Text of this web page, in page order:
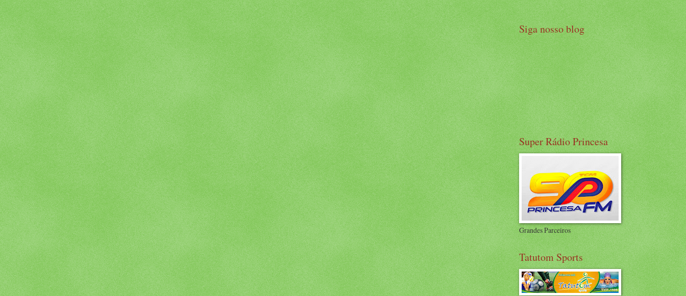
Siga nosso blog
Super Rádio Princesa
Grandes Parceiros
Tatutom Sports